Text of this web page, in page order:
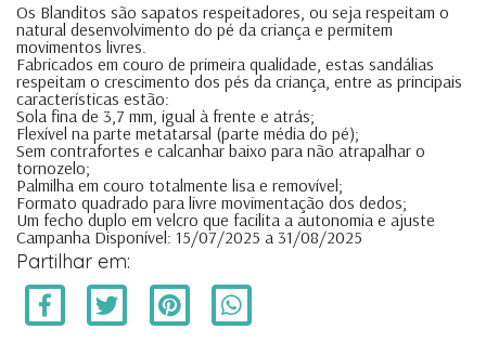
Os Blanditos são sapatos respeitadores, ou seja respeitam o
natural desenvolvimento do pé da criança e permitem
movimentos livres.
Fabricados em couro de primeira qualidade, estas sandálias
respeitam o crescimento dos pés da criança, entre as principais
características estão:
Sola fina de 3,7 mm, igual à frente e atrás;
Flexível na parte metatarsal (parte média do pé);
Sem contrafortes e calcanhar baixo para não atrapalhar o
tornozelo;
Palmilha em couro totalmente lisa e removível;
Formato quadrado para livre movimentação dos dedos;
Um fecho duplo em velcro que facilita a autonomia e ajuste
Campanha Disponível: 15/07/2025 a 31/08/2025
Partilhar em: